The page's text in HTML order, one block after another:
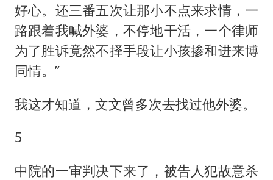
好心。还三番五次让那小不点来求情，一
路跟着我喊外婆，不停地干活，一个律师
为了胜诉竟然不择手段让小孩掺和进来博
同情。”
我这才知道，文文曾多次去找过他外婆。
5
中院的一审判决下来了，被告人犯故意杀